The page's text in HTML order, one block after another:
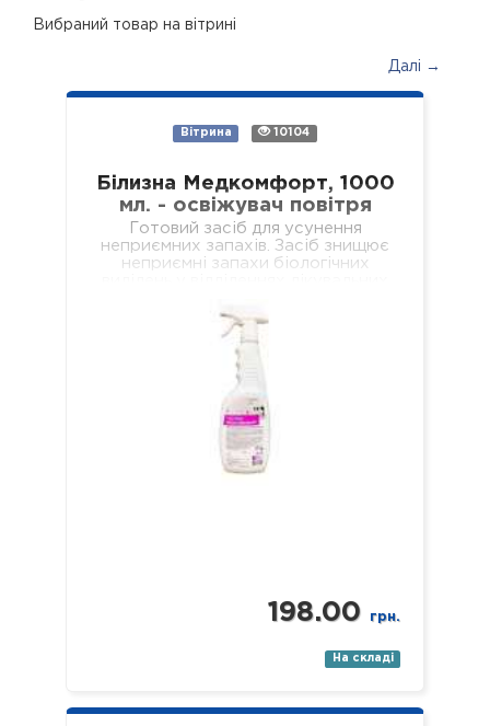
Вибраний товар на вітрині
Далі →
Вітрина 10104
Білизна Медкомфорт, 1000
мл. - освіжувач повітря
Готовий засіб для усунення
неприємних запахів. Засіб знищює
неприємні запахи біологічних
навчальних та дошкільних закладах,
у місцях громадського харчування…
198.00 грн.
На складі